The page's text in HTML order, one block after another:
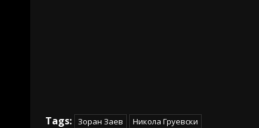
Tags: Зоран Заев Никола Груевски